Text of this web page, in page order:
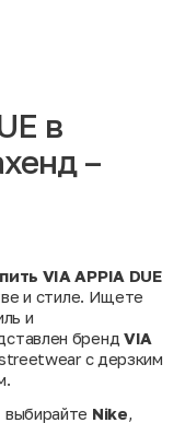
в
–
VIA APPIA DUE
и стиле. Ищете
и
бренд VIA
с дерзким
, выбирайте Nike